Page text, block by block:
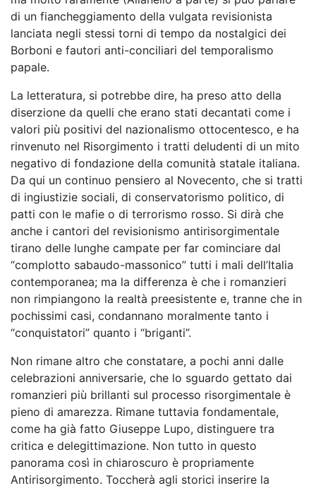
di un fiancheggiamento della vulgata revisionista
lanciata negli stessi torni di tempo da nostalgici dei
Borboni e fautori anti-conciliari del temporalismo
papale.
La letteratura, si potrebbe dire, ha preso atto della
diserzione da quelli che erano stati decantati come i
valori più positivi del nazionalismo ottocentesco, e ha
rinvenuto nel Risorgimento i tratti deludenti di un mito
negativo di fondazione della comunità statale italiana.
Da qui un continuo pensiero al Novecento, che si tratti
di ingiustizie sociali, di conservatorismo politico, di
patti con le mafie o di terrorismo rosso. Si dirà che
anche i cantori del revisionismo antirisorgimentale
tirano delle lunghe campate per far cominciare dal
“complotto sabaudo-massonico” tutti i mali dell’Italia
contemporanea; ma la differenza è che i romanzieri
non rimpiangono la realtà preesistente e, tranne che in
pochissimi casi, condannano moralmente tanto i
“conquistatori” quanto i “briganti”.
Non rimane altro che constatare, a pochi anni dalle
celebrazioni anniversarie, che lo sguardo gettato dai
romanzieri più brillanti sul processo risorgimentale è
pieno di amarezza. Rimane tuttavia fondamentale,
come ha già fatto Giuseppe Lupo, distinguere tra
critica e delegittimazione. Non tutto in questo
panorama così in chiaroscuro è propriamente
Antirisorgimento. Toccherà agli storici inserire la